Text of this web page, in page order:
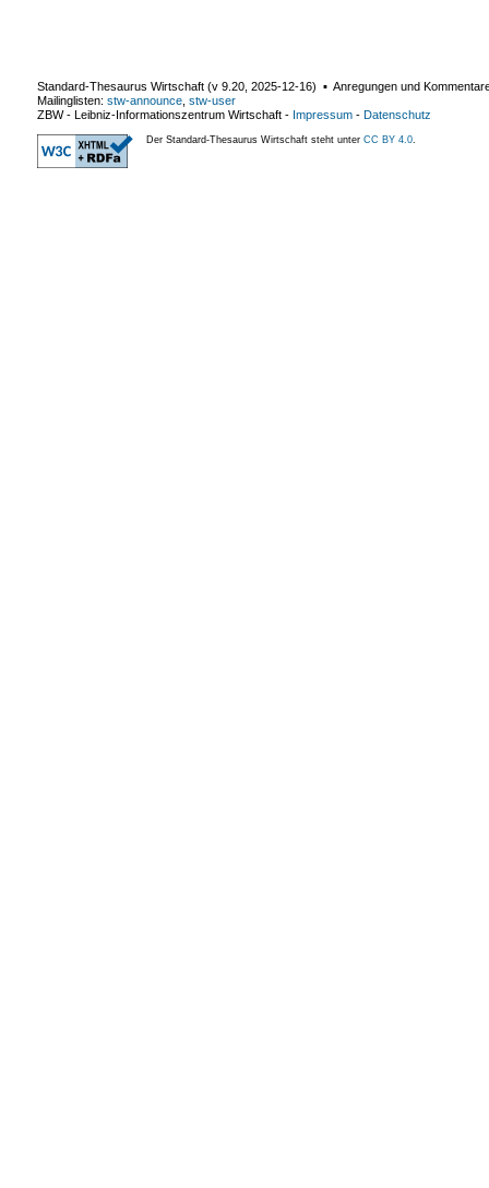
Standard-Thesaurus Wirtschaft (v 9.20 2025-12-16) ▪ Anregungen und
Mailinglisten: stw-announce stw-user
ZBW - Leibniz-Informationszentrum Wirtschaft - Impressum - Datenschutz
Der Standard-Thesaurus Wirtschaft steht unter CC BY 4.0